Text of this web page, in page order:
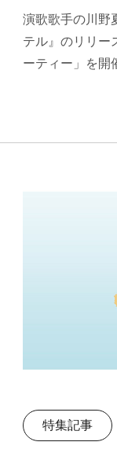
演歌歌手の川野
テル』のリリー
ーティー」を開
特集記事